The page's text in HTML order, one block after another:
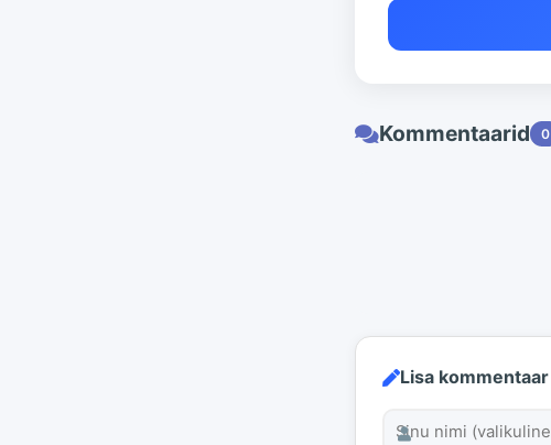
Kommentaarid 0
Lisa kommentaar